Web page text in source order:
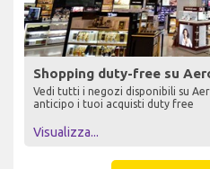
Shopping duty-free su
Vedi tutti i negozi disponibili su
anticipo i tuoi acquisti duty free
Visualizza...